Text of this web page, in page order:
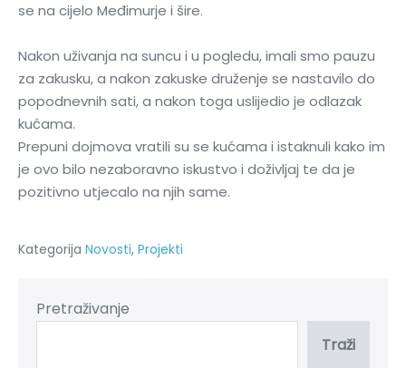
se na cijelo Međimurje i šire.
Nakon uživanja na suncu i u pogledu, imali smo pauzu
za zakusku, a nakon zakuske druženje se nastavilo do
popodnevnih sati, a nakon toga uslijedio je odlazak
kućama.
Prepuni dojmova vratili su se kućama i istaknuli kako im
je ovo bilo nezaboravno iskustvo i doživljaj te da je
pozitivno utjecalo na njih same.
Kategorija Novosti, Projekti
Pretraživanje
Traži